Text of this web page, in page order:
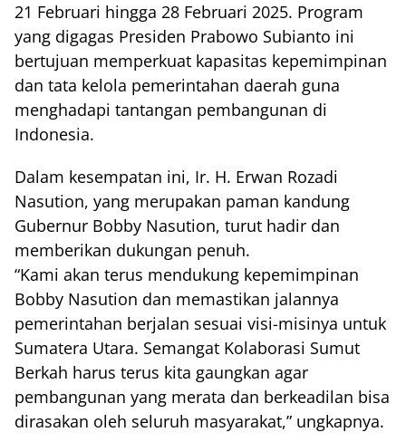
21 Februari hingga 28 Februari 2025. Program
yang digagas Presiden Prabowo Subianto ini
bertujuan memperkuat kapasitas kepemimpinan
dan tata kelola pemerintahan daerah guna
menghadapi tantangan pembangunan di
Indonesia.
Dalam kesempatan ini, Ir. H. Erwan Rozadi
Nasution, yang merupakan paman kandung
Gubernur Bobby Nasution, turut hadir dan
memberikan dukungan penuh.
“Kami akan terus mendukung kepemimpinan
Bobby Nasution dan memastikan jalannya
pemerintahan berjalan sesuai visi-misinya untuk
Sumatera Utara. Semangat Kolaborasi Sumut
Berkah harus terus kita gaungkan agar
pembangunan yang merata dan berkeadilan bisa
dirasakan oleh seluruh masyarakat,” ungkapnya.